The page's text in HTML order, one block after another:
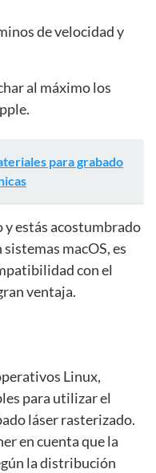
de velocidad y
al máximo los
para grabado
y estás acostumbrado
macOS, es
con el
ventaja.
Linux,
para utilizar el
láser rasterizado.
en cuenta que la
la distribución